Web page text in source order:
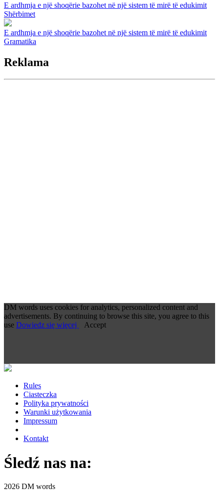
E ardhmja e një shoqërie bazohet në një sistem të mirë të edukimit
Shërbimet
E ardhmja e një shoqërie bazohet në një sistem të mirë të edukimit
Gramatika
Reklama
DM words uses cookies for analytics, personalized content and
advertisements. By continuing to browse this site, you agree to this
use Dowiedz się więcej Accept
Rules
Ciasteczka
Polityka prywatności
Warunki użytkowania
Impressum
Kontakt
Śledź nas na:
2026 DM words